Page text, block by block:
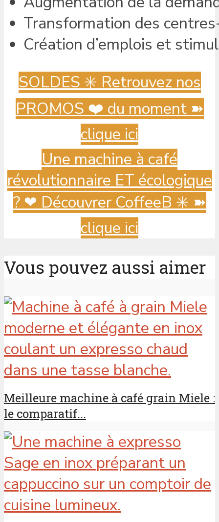
Transformation des
Création d’emplois et
SOLDES ✳️ Retrouvez nos
PROMOS ❤️ du moment ➽
clique ici
Une machine à café
révolutionnaire ET écologique
? ️❤ Découvrer CoffeeB ✳️ ➽
clique ici
Vous pouvez aussi aimer
Meilleure machine à café grain Miele :
le comparatif...